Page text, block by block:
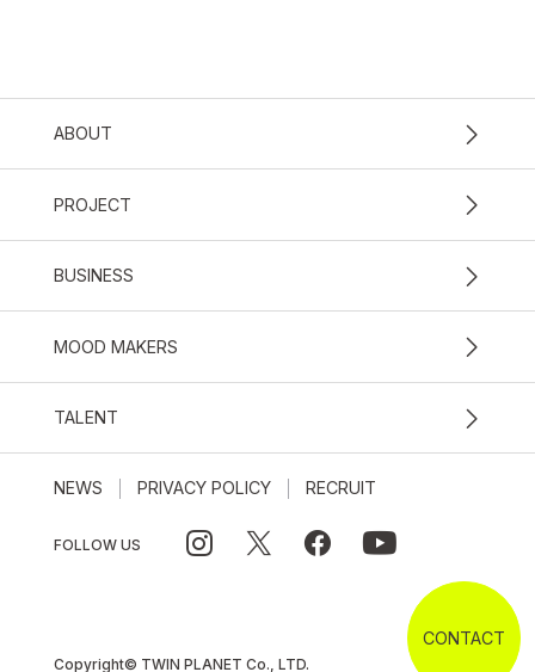
CONTACT
ABOUT
PROJECT
BUSINESS
MOOD MAKERS
TALENT
NEWS PRIVACY POLICY RECRUIT
FOLLOW US
Copyright© TWIN PLANET Co., LTD.